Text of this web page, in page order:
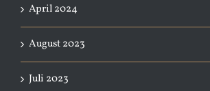
April 2024
August 2023
Juli 2023